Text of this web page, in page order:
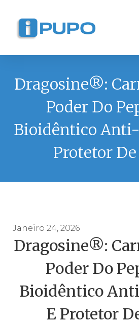
Dragosine®:
Poder Do
Bioidêntico
Protetor
Janeiro 24, 2026
Dragosine®:
Poder Do
Bioidêntico
E Protetor